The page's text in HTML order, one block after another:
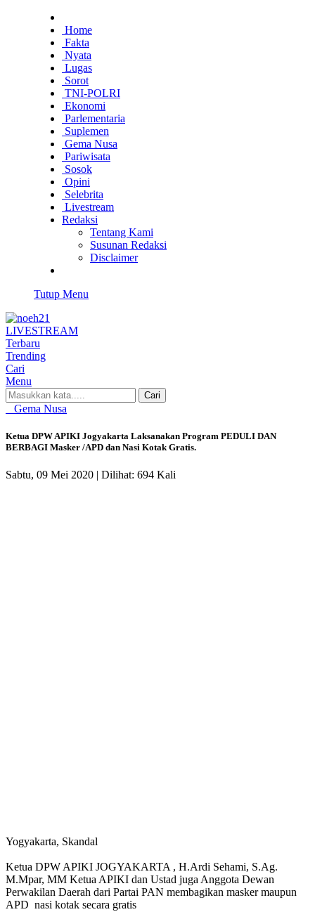
Home
Fakta
Nyata
Lugas
Sorot
TNI-POLRI
Ekonomi
Parlementaria
Suplemen
Gema Nusa
Pariwisata
Sosok
Opini
Selebrita
Livestream
Redaksi
Tentang Kami
Susunan Redaksi
Disclaimer
Tutup Menu
LIVESTREAM
Terbaru
Trending
Cari
Menu
Cari
Gema Nusa
Ketua DPW APIKI Jogyakarta Laksanakan Program PEDULI DAN
BERBAGI Masker /APD dan Nasi Kotak Gratis.
Sabtu, 09 Mei 2020 | Dilihat: 694 Kali
Yogyakarta, Skandal
Ketua DPW APIKI JOGYAKARTA , H.Ardi Sehami, S.Ag.
M.Mpar, MM Ketua APIKI dan Ustad juga Anggota Dewan
Perwakilan Daerah dari Partai PAN membagikan masker maupun
APD nasi kotak secara gratis